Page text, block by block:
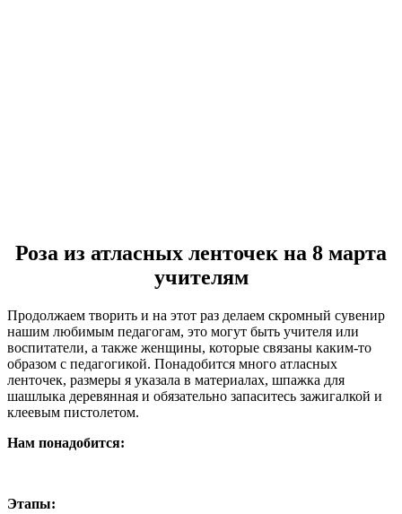
Роза из атласных ленточек на 8 марта
учителям
Продолжаем творить и на этот раз делаем скромный сувенир
нашим любимым педагогам, это могут быть учителя или
воспитатели, а также женщины, которые связаны каким-то
образом с педагогикой. Понадобится много атласных
ленточек, размеры я указала в материалах, шпажка для
шашлыка деревянная и обязательно запаситесь зажигалкой и
клеевым пистолетом.
Нам понадобится:
Этапы: